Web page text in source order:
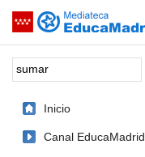
Saltar navegación
Palabra o frase:
Inicio
Canal EducaMadrid